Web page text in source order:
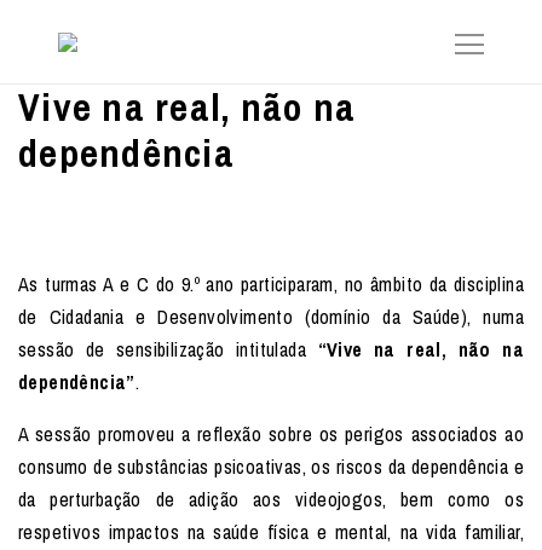
Vive na real, não na
dependência
As turmas A e C do 9.º ano participaram, no âmbito da disciplina
de Cidadania e Desenvolvimento (domínio da Saúde), numa
sessão de sensibilização intitulada “Vive na real, não na
dependência”.
A sessão promoveu a reflexão sobre os perigos associados ao
consumo de substâncias psicoativas, os riscos da dependência e
da perturbação de adição aos videojogos, bem como os
respetivos impactos na saúde física e mental, na vida familiar,